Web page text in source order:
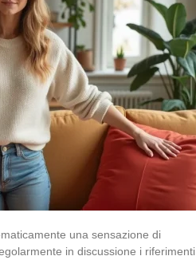
una sensazione di
in discussione i riferimenti